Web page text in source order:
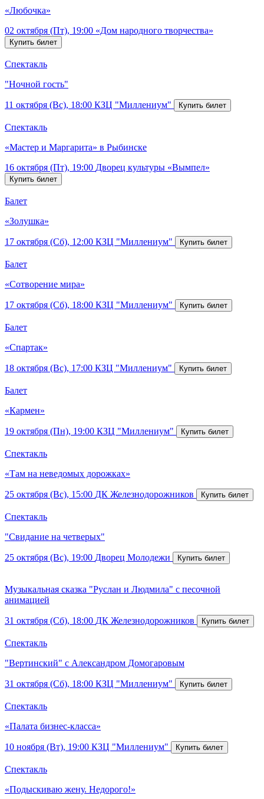
«Любочка»
02 октября (Пт), 19:00 «Дом народного творчества»
Спектакль
"Ночной гость"
11 октября (Вс), 18:00 КЗЦ "Миллениум"
Спектакль
«Мастер и Маргарита» в Рыбинске
16 октября (Пт), 19:00 Дворец культуры «Вымпел»
Балет
«Золушка»
17 октября (Сб), 12:00 КЗЦ "Миллениум"
Балет
«Сотворение мира»
17 октября (Сб), 18:00 КЗЦ "Миллениум"
Балет
«Спартак»
18 октября (Вс), 17:00 КЗЦ "Миллениум"
Балет
«Кармен»
19 октября (Пн), 19:00 КЗЦ "Миллениум"
Спектакль
«Там на неведомых дорожках»
25 октября (Вс), 15:00 ДК Железнодорожников
Спектакль
"Свидание на четверых"
25 октября (Вс), 19:00 Дворец Молодежи
Музыкальная сказка "Руслан и Людмила" с песочной
анимацией
31 октября (Сб), 18:00 ДК Железнодорожников
Спектакль
"Вертинский" с Александром Домогаровым
31 октября (Сб), 18:00 КЗЦ "Миллениум"
Спектакль
«Палата бизнес-класса»
10 ноября (Вт), 19:00 КЗЦ "Миллениум"
Спектакль
«Подыскиваю жену. Недорого!»